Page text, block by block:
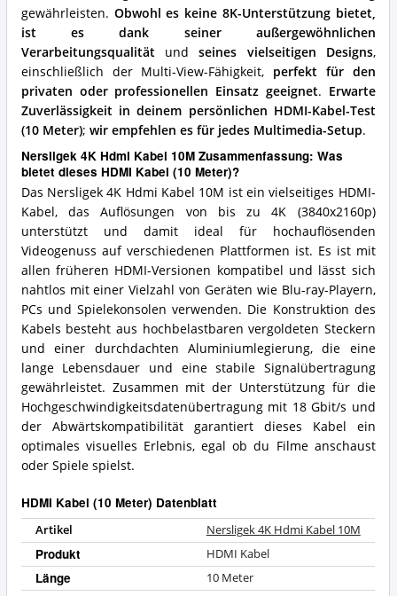
gewährleisten. Obwohl es keine 8K-Unterstützung bietet,
ist es dank seiner außergewöhnlichen
Verarbeitungsqualitätundseines vielseitigen Designs,
einschließlich der Multi-View-Fähigkeit, perfekt für den
privaten oder professionellen Einsatz geeignet. Erwarte
Zuverlässigkeit in deinem persönlichen HDMI-Kabel-Test
(10 Meter); wir empfehlen es für jedes Multimedia-Setup.
Nersligek 4K Hdmi Kabel 10M Zusammenfassung: Was
bietet dieses HDMI Kabel (10 Meter)?
Das Nersligek 4K Hdmi Kabel 10M ist ein vielseitiges HDMI-
Kabel, das Auflösungen von bis zu 4K (3840x2160p)
unterstützt und damit ideal für hochauflösenden
Videogenuss auf verschiedenen Plattformen ist. Es ist mit
allen früheren HDMI-Versionen kompatibel und lässt sich
nahtlos mit einer Vielzahl von Geräten wie Blu-ray-Playern,
PCs und Spielekonsolen verwenden. Die Konstruktion des
Kabels besteht aus hochbelastbaren vergoldeten Steckern
und einer durchdachten Aluminiumlegierung, die eine
lange Lebensdauer und eine stabile Signalübertragung
gewährleistet. Zusammen mit der Unterstützung für die
Hochgeschwindigkeitsdatenübertragung mit 18 Gbit/s und
der Abwärtskompatibilität garantiert dieses Kabel ein
optimales visuelles Erlebnis, egal ob du Filme anschaust
oder Spiele spielst.
HDMI Kabel (10 Meter) Datenblatt
Artikel Nersligek 4K Hdmi Kabel 10M
Produkt HDMI Kabel
Länge 10 Meter